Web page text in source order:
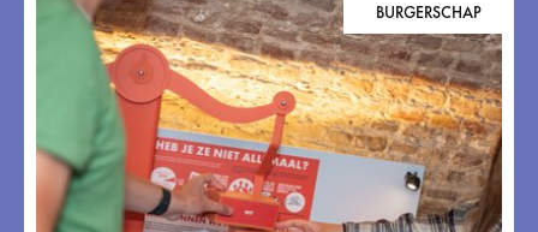
BURGERSCHAP